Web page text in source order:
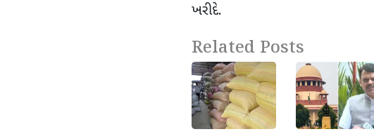
ખરીદે.
Related Posts